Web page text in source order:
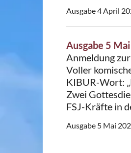
Ausgabe 4 April
Ausgabe 5
Anmeldung
Voller
KIBUR-Wort:
Zwei
FSJ-Kräfte in
Ausgabe 5 Mai